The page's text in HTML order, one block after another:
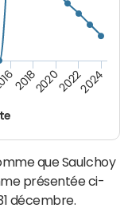
2018202020222024
que Saulchoy
présentée ci-
décembre.